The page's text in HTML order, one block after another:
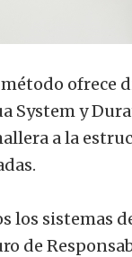
ofrece
System y
a la
los sistemas
de